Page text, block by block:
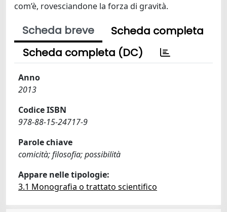
com’è, rovesciandone la forza di gravità.
Scheda breve
Scheda completa
Scheda completa (DC)
Anno
2013
Codice ISBN
978-88-15-24717-9
Parole chiave
comicità; filosofia; possibilità
Appare nelle tipologie:
3.1 Monografia o trattato scientifico